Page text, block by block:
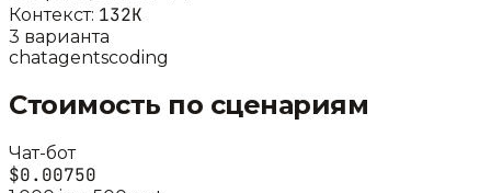
Контекст: 132K
3 варианта
chatagentscoding
Стоимость по сценариям
Чат-бот
$0.00750